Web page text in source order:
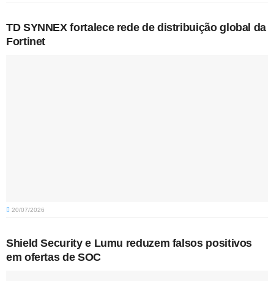
TD SYNNEX fortalece rede de distribuição global da
Fortinet
20/07/2026
Shield Security e Lumu reduzem falsos positivos
em ofertas de SOC